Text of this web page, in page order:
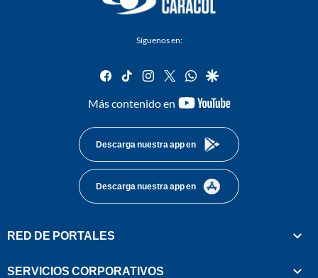
Síguenos en:
facebook
tiktok instagram
twitterwhatsapp
google
Más contenido en
youtube-
Descarga nuestra app en
Descarga nuestra app en
RED DE PORTALES
SERVICIOS CORPORATIVOS